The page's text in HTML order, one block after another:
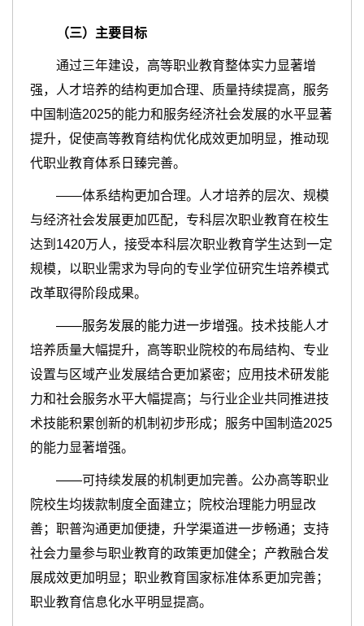
（三）主要目标
通过三年建设，高等职业教育整体实力显著增
强，人才培养的结构更加合理、质量持续提高，服务
中国制造2025的能力和服务经济社会发展的水平显著
提升，促使高等教育结构优化成效更加明显，推动现
代职业教育体系日臻完善。
——体系结构更加合理。人才培养的层次、规模
与经济社会发展更加匹配，专科层次职业教育在校生
达到1420万人，接受本科层次职业教育学生达到一定
规模，以职业需求为导向的专业学位研究生培养模式
改革取得阶段成果。
——服务发展的能力进一步增强。技术技能人才
培养质量大幅提升，高等职业院校的布局结构、专业
设置与区域产业发展结合更加紧密；应用技术研发能
力和社会服务水平大幅提高；与行业企业共同推进技
术技能积累创新的机制初步形成；服务中国制造2025
的能力显著增强。
——可持续发展的机制更加完善。公办高等职业
院校生均拨款制度全面建立；院校治理能力明显改
善；职普沟通更加便捷，升学渠道进一步畅通；支持
社会力量参与职业教育的政策更加健全；产教融合发
展成效更加明显；职业教育国家标准体系更加完善；
职业教育信息化水平明显提高。